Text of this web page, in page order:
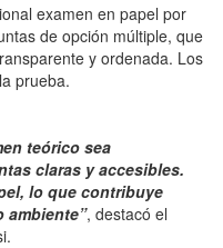
examen en papel por
de opción múltiple, que
y ordenada. Los
prueba.
teórico sea
claras y accesibles.
lo que contribuye
ambiente”, destacó el